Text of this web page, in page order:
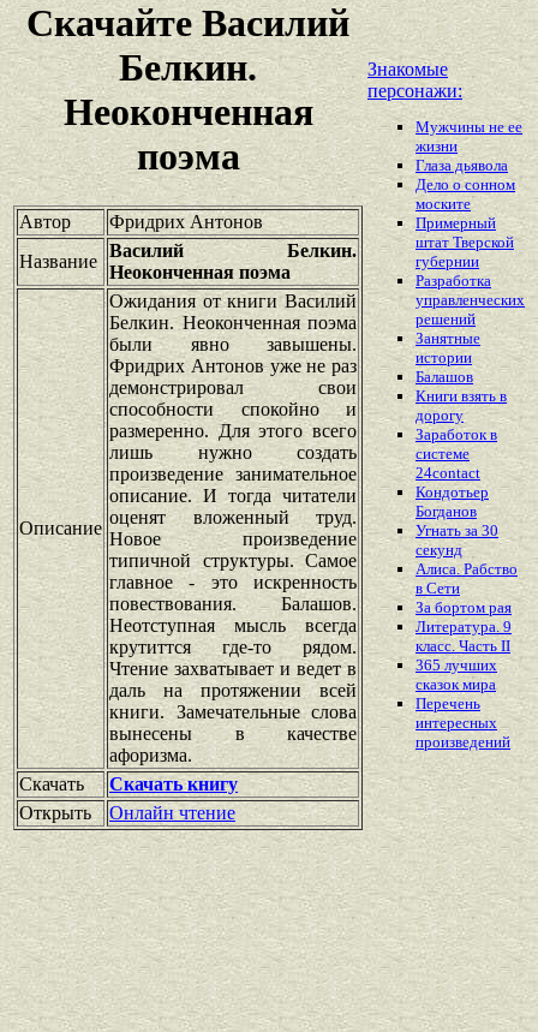
Скачайте Василий
Белкин.
Неоконченная
поэма
Автор
Фридрих Антонов
Название
Василий Белкин.
Неоконченная поэма
Описание
Ожидания от книги Василий
Белкин. Неоконченная поэма
были явно завышены.
Фридрих Антонов уже не раз
демонстрировал свои
способности спокойно и
размеренно. Для этого всего
лишь нужно создать
произведение занимательное
описание. И тогда читатели
оценят вложенный труд.
Новое произведение
типичной структуры. Самое
главное - это искренность
повествования. Балашов.
Неотступная мысль всегда
крутиттся где-то рядом.
Чтение захватывает и ведет в
даль на протяжении всей
книги. Замечательные слова
вынесены в качестве
афоризма.
Скачать
Скачать книгу
Открыть
Онлайн чтение
Знакомые
персонажи:
Мужчины не ее
жизни
Глаза дьявола
Дело о сонном
моските
Примерный
штат Тверской
губернии
Разработка
управленческих
решений
Занятные
истории
Балашов
Книги взять в
дорогу
Заработок в
системе
24contact
Кондотьер
Богданов
Угнать за 30
секунд
Алиса. Рабство
в Сети
За бортом рая
Литература. 9
класс. Часть II
365 лучших
сказок мира
Перечень
интересных
произведений